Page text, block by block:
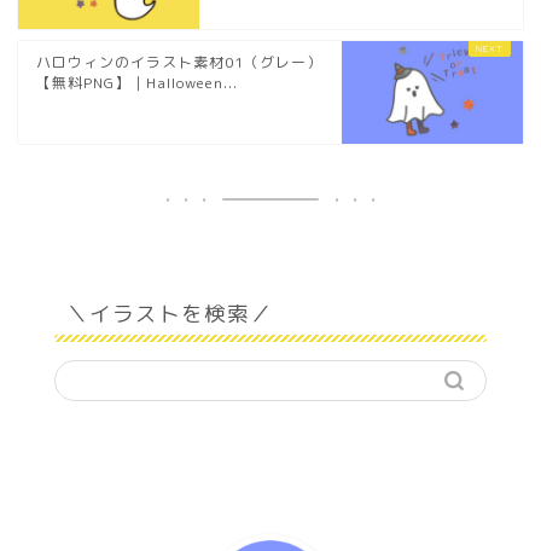
ハロウィンのイラスト素材01（グレー）
【無料PNG】｜Halloween...
＼イラストを検索／